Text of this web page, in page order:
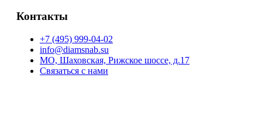
Контакты
+7 (495) 999-04-02
info@diamsnab.su
МО, Шаховская, Рижское шоссе, д.17
Связаться с нами